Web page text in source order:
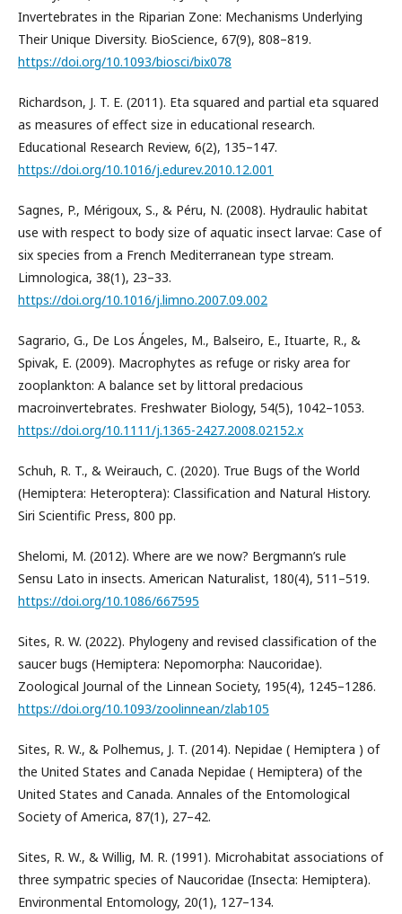
Invertebrates in the Riparian Zone: Mechanisms Underlying
Their Unique Diversity. BioScience, 67(9), 808–819.
https://doi.org/10.1093/biosci/bix078
Richardson, J. T. E. (2011). Eta squared and partial eta squared
as measures of effect size in educational research.
Educational Research Review, 6(2), 135–147.
https://doi.org/10.1016/j.edurev.2010.12.001
Sagnes, P., Mérigoux, S., & Péru, N. (2008). Hydraulic habitat
use with respect to body size of aquatic insect larvae: Case of
six species from a French Mediterranean type stream.
Limnologica, 38(1), 23–33.
https://doi.org/10.1016/j.limno.2007.09.002
Sagrario, G., De Los Ángeles, M., Balseiro, E., Ituarte, R., &
Spivak, E. (2009). Macrophytes as refuge or risky area for
zooplankton: A balance set by littoral predacious
macroinvertebrates. Freshwater Biology, 54(5), 1042–1053.
https://doi.org/10.1111/j.1365-2427.2008.02152.x
Schuh, R. T., & Weirauch, C. (2020). True Bugs of the World
(Hemiptera: Heteroptera): Classification and Natural History.
Siri Scientific Press, 800 pp.
Shelomi, M. (2012). Where are we now? Bergmann’s rule
Sensu Lato in insects. American Naturalist, 180(4), 511–519.
https://doi.org/10.1086/667595
Sites, R. W. (2022). Phylogeny and revised classification of the
saucer bugs (Hemiptera: Nepomorpha: Naucoridae).
Zoological Journal of the Linnean Society, 195(4), 1245–1286.
https://doi.org/10.1093/zoolinnean/zlab105
Sites, R. W., & Polhemus, J. T. (2014). Nepidae ( Hemiptera ) of
the United States and Canada Nepidae ( Hemiptera) of the
United States and Canada. Annales of the Entomological
Society of America, 87(1), 27–42.
Sites, R. W., & Willig, M. R. (1991). Microhabitat associations of
three sympatric species of Naucoridae (Insecta: Hemiptera).
Environmental Entomology, 20(1), 127–134.